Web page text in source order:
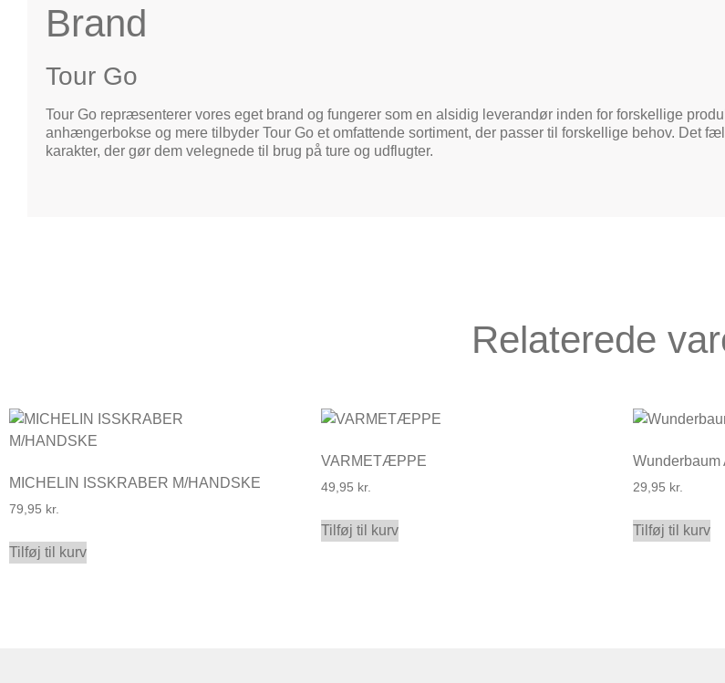
Brand
Tour Go
Tour Go repræsenterer vores eget brand og fungerer som en alsidig leverandør inden for forskellige
anhængerbokse og mere tilbyder Tour Go et omfattende sortiment, der passer til forskellige behov. Det
karakter, der gør dem velegnede til brug på ture og udflugter.
Relaterede
MICHELIN ISSKRABER M/HANDSKE
79,95 kr.
Tilføj til kurv
VARMETÆPPE
49,95 kr.
Tilføj til kurv
Wunderbaum
29,95 kr.
Tilføj til kurv